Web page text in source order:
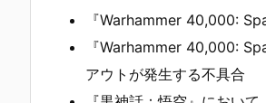
『Warhammer 40,000:
『Warhammer 40,000:
アウトが発生する不具合